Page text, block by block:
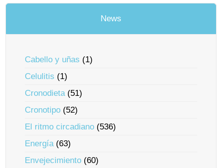
News
Cabello y uñas (1)
Celulitis (1)
Cronodieta(51)
Cronotipo (52)
El ritmo circadiano (536)
Energía(63)
Envejecimiento (60)